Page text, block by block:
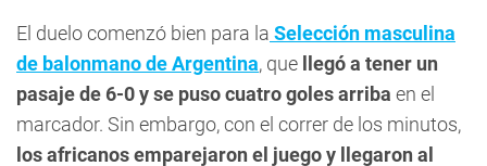
El duelo comenzó bien para la Selección masculina
de balonmano de Argentina, que llegó a tener un
pasaje de 6-0 y se puso cuatro goles arriba en el
marcador. Sin embargo, con el correr de los minutos,
los africanos emparejaron el juego y llegaron al